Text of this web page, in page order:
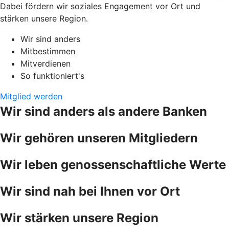
Dabei fördern wir soziales Engagement vor Ort und
stärken unsere Region.
Wir sind anders
Mitbestimmen
Mitverdienen
So funktioniert's
Mitglied werden
Wir sind anders als andere Banken
Wir gehören unseren Mitgliedern
Wir leben genossenschaftliche Werte
Wir sind nah bei Ihnen vor Ort
Wir stärken unsere Region